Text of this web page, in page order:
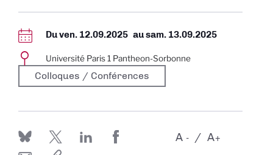
Duven. 12.09.2025 ausam. 13.09.2025
Université Paris 1 Pantheon-Sorbonne
Colloques / Conférences
-
A +
A